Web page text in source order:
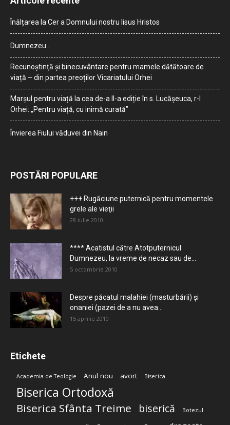
Înălțarea la Cer a Domnului nostru Iisus Hristos
Dumnezeu…
Recunoștință și binecuvântare pentru mamele dătătoare de
viață – din partea preoților Vicariatului Orhei
Marșul pentru viață la cea de-a II-a ediție în s. Lucășeuca, r-l
Orhei: „Pentru viață, cu inimă curată”
Învierea Fiului văduvei din Nain
POSTĂRI POPULARE
+++ Rugăciune puternică pentru momentele
grele ale vieţii
28 iulie 2010
**** Acatistul către Atotputernicul
Dumnezeu, la vreme de necaz sau de...
5 octombrie 2010
Despre păcatul malahiei (masturbării) şi
onaniei (pazei de a nu avea...
15 aprilie 2010
Etichete
Academia de Teologie Anul nou avort Biserica
Biserica Ortodoxă
Biserica Sfânta Treime biserică Botezul